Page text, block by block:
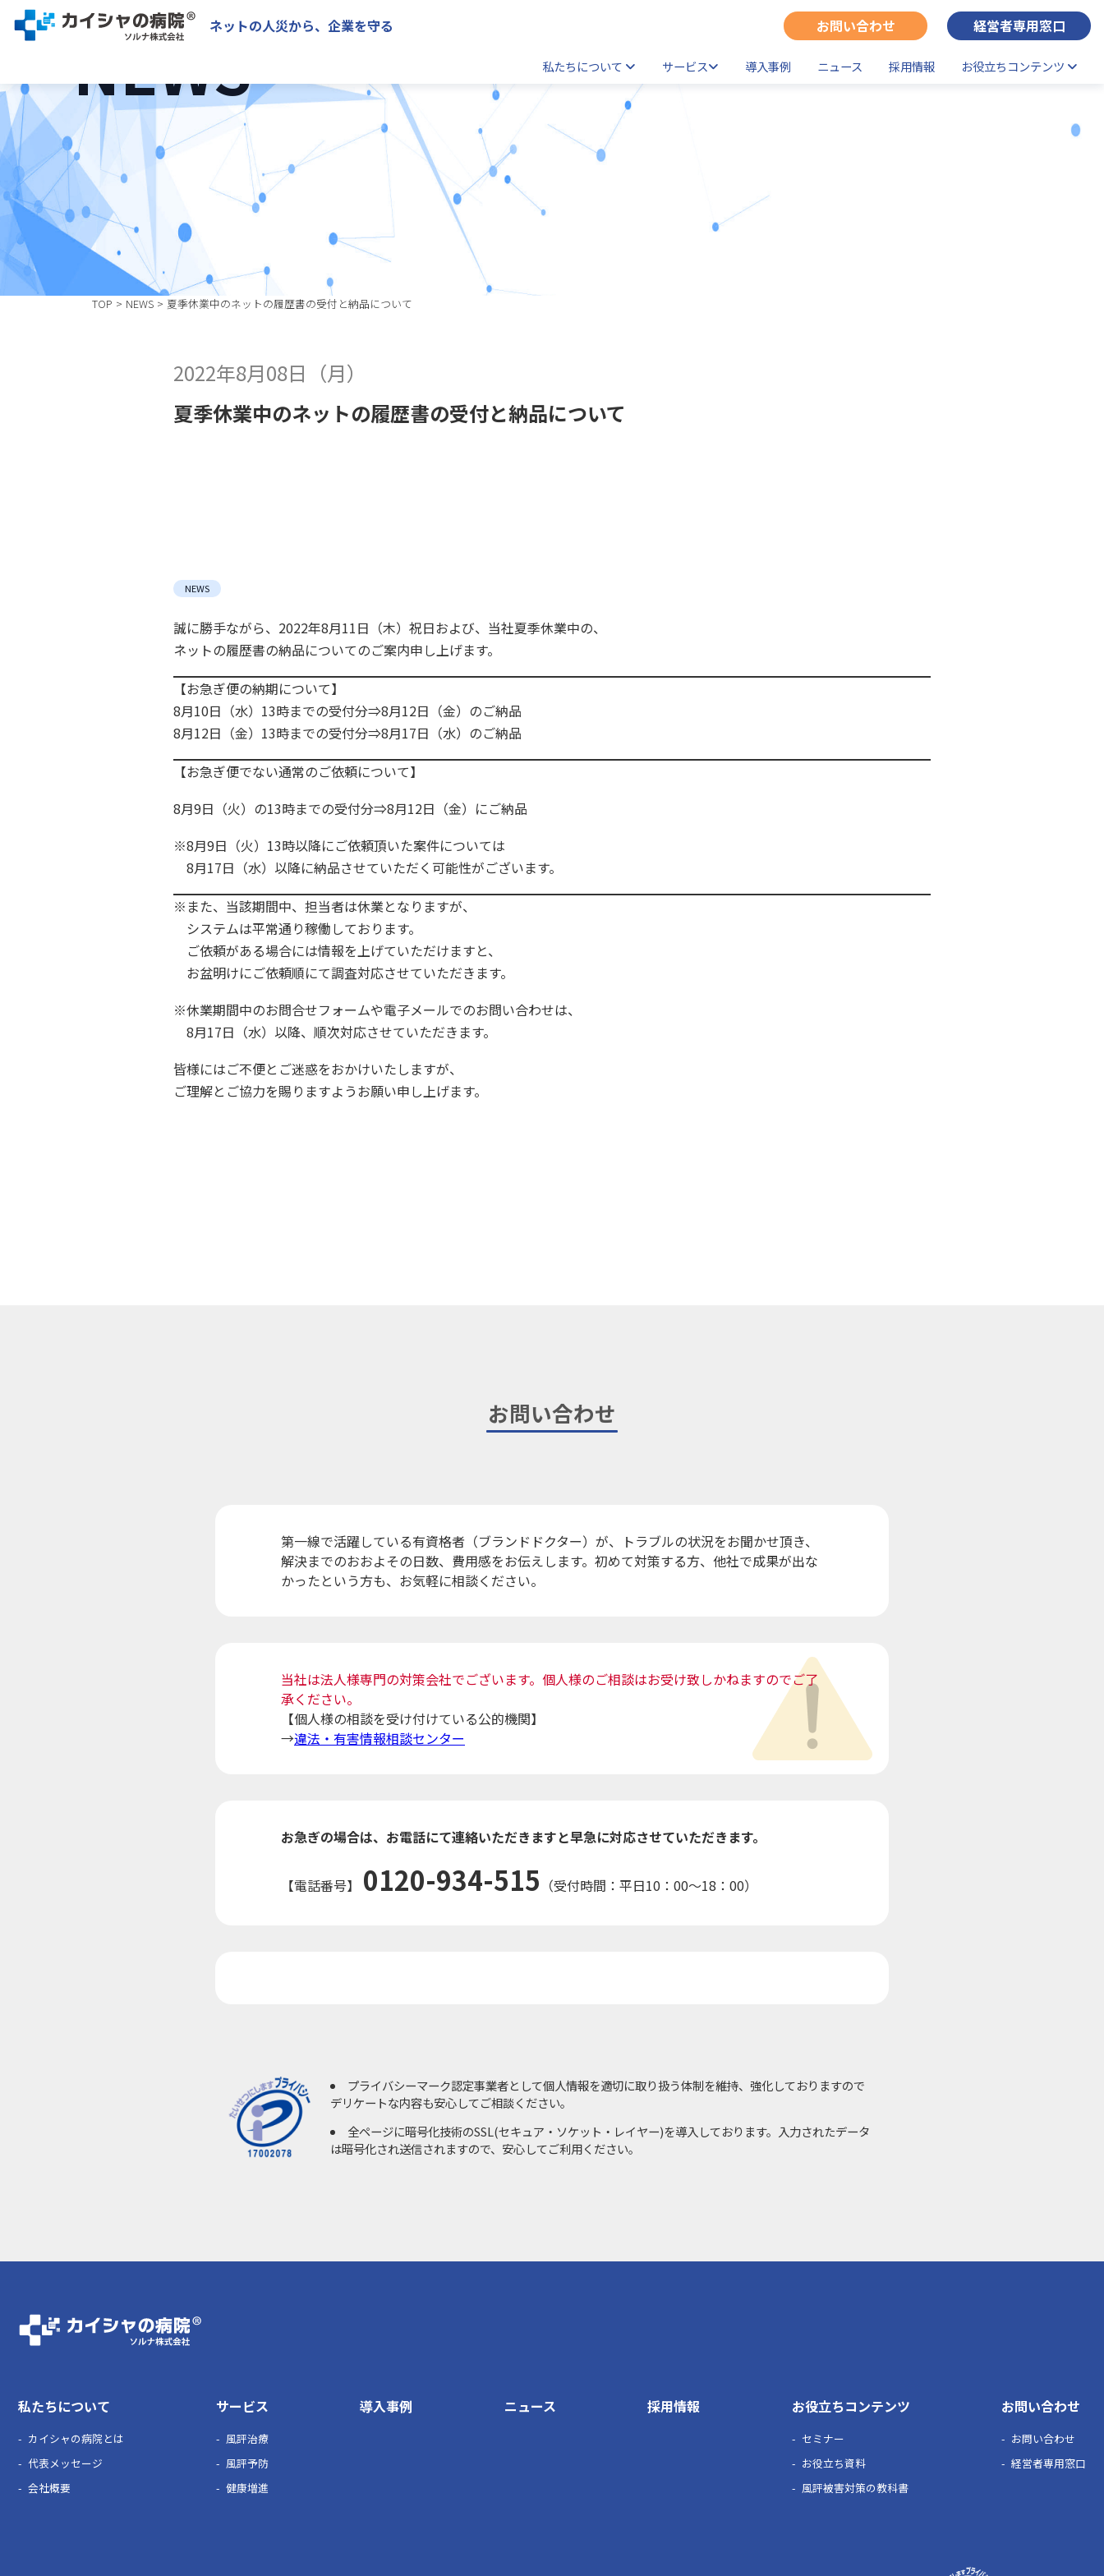
ネットの人災から、企業を守る お問い合わせ 経営者専用窓口
私たちについて サービス 導入事例 ニュース 採用情報 お役立ちコンテンツ
ニュース
NEWS
TOP NEWS 夏季休業中のネットの履歴書の受付と納品について
2022年8月08日（月）
夏季休業中のネットの履歴書の受付と納品について
NEWS
誠に勝手ながら、2022年8月11日（木）祝日および、当社夏季休業中の、
ネットの履歴書の納品についてのご案内申し上げます。
【お急ぎ便の納期について】
8月10日（水）13時までの受付分⇒8月12日（金）のご納品
8月12日（金）13時までの受付分⇒8月17日（水）のご納品
【お急ぎ便でない通常のご依頼について】
8月9日（火）の13時までの受付分⇒8月12日（金）にご納品
※8月9日（火）13時以降にご依頼頂いた案件については
8月17日（水）以降に納品させていただく可能性がございます。
※また、当該期間中、担当者は休業となりますが、
システムは平常通り稼働しております。
ご依頼がある場合には情報を上げていただけますと、
お盆明けにご依頼順にて調査対応させていただきます。
※休業期間中のお問合せフォームや電子メールでのお問い合わせは、
8月17日（水）以降、順次対応させていただきます。
皆様にはご不便とご迷惑をおかけいたしますが、
ご理解とご協力を賜りますようお願い申し上げます。
お問い合わせ
第一線で活躍している有資格者（ブランドドクター）が、トラブルの状況をお聞かせ頂き、
解決までのおおよその日数、費用感をお伝えします。初めて対策する方、他社で成果が出な
かったという方も、お気軽に相談ください。
当社は法人様専門の対策会社でございます。個人様のご相談はお受け致しかねますのでご了
承ください。
【個人様の相談を受け付けている公的機関】
→違法・有害情報相談センター
お急ぎの場合は、お電話にて連絡いただきますと早急に対応させていただきます。
【電話番号】 0120-934-515 （受付時間：平日10：00～18：00）
プライバシーマーク認定事業者として個人情報を適切に取り扱う体制を維持、強化しておりますので
デリケートな内容も安心してご相談ください。
全ページに暗号化技術のSSL(セキュア・ソケット・レイヤー)を導入しております。入力されたデータ
は暗号化され送信されますので、安心してご利用ください。
私たちについて
カイシャの病院とは
代表メッセージ
会社概要
サービス
風評治療
風評予防
健康増進
導入事例 ニュース 採用情報 お役立ちコンテンツ
セミナー
お役立ち資料
風評被害対策の教科書
お問い合わせ
お問い合わせ
経営者専用窓口